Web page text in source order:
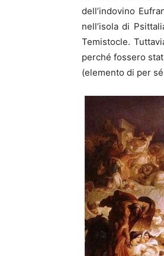
dell’indovino
nell’isola di
Temistocle.
perché fossero
(elemento di per